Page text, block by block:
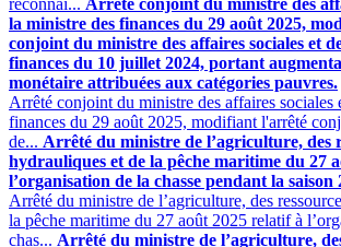
reconnai... Arrêté conjoint du ministre des
la ministre des finances du 29 août 2025,
conjoint du ministre des affaires sociales et
finances du 10 juillet 2024, portant
monétaire attribuées aux catégories pauvres.
Arrêté conjoint du ministre des affaires sociales
finances du 29 août 2025, modifiant l'arrêté
de... Arrêté du ministre de l’agriculture, des
hydrauliques et de la pêche maritime du 27
l’organisation de la chasse pendant la saison
Arrêté du ministre de l’agriculture, des
la pêche maritime du 27 août 2025 relatif à
chas... Arrêté du ministre de l’agriculture,